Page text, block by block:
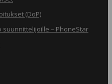
(DoP)
suunnittelijoille – PhoneStar